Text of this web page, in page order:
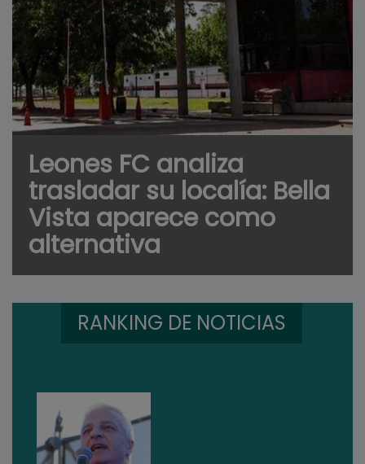
Leones FC analiza
trasladar su localía: Bella
Vista aparece como
alternativa
RANKING DE NOTICIAS